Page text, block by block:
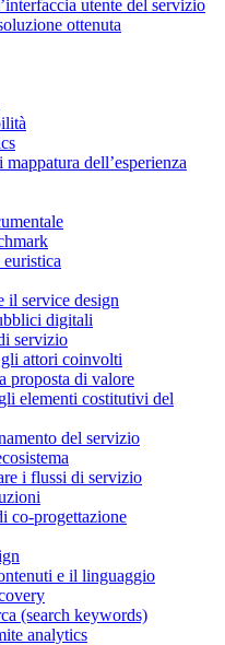
utente del servizio
ottenuta
dell’esperienza
il service design
digitali
servizio
attori coinvolti
proposta di valore
elementi costitutivi del
del servizio
i flussi di servizio
co-progettazione
e il linguaggio
(search keywords)
analytics